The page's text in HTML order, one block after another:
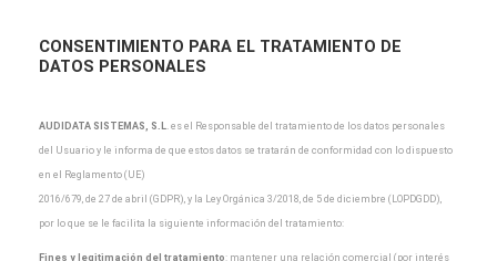
CONSENTIMIENTO PARA EL TRATAMIENTO DE
DATOS PERSONALES
AUDIDATA SISTEMAS, S.L es el Responsable del tratamiento de los datos personales
del Usuario y le informa de que estos datos se tratarán de conformidad con lo dispuesto
en el Reglamento (UE)
2016/679, de 27 de abril (GDPR), y la Ley Orgánica 3/2018, de 5 de diciembre (LOPDGDD),
por lo que se le facilita la siguiente información del tratamiento:
Fines y legitimación del tratamiento : mantener una relación comercial (por interés